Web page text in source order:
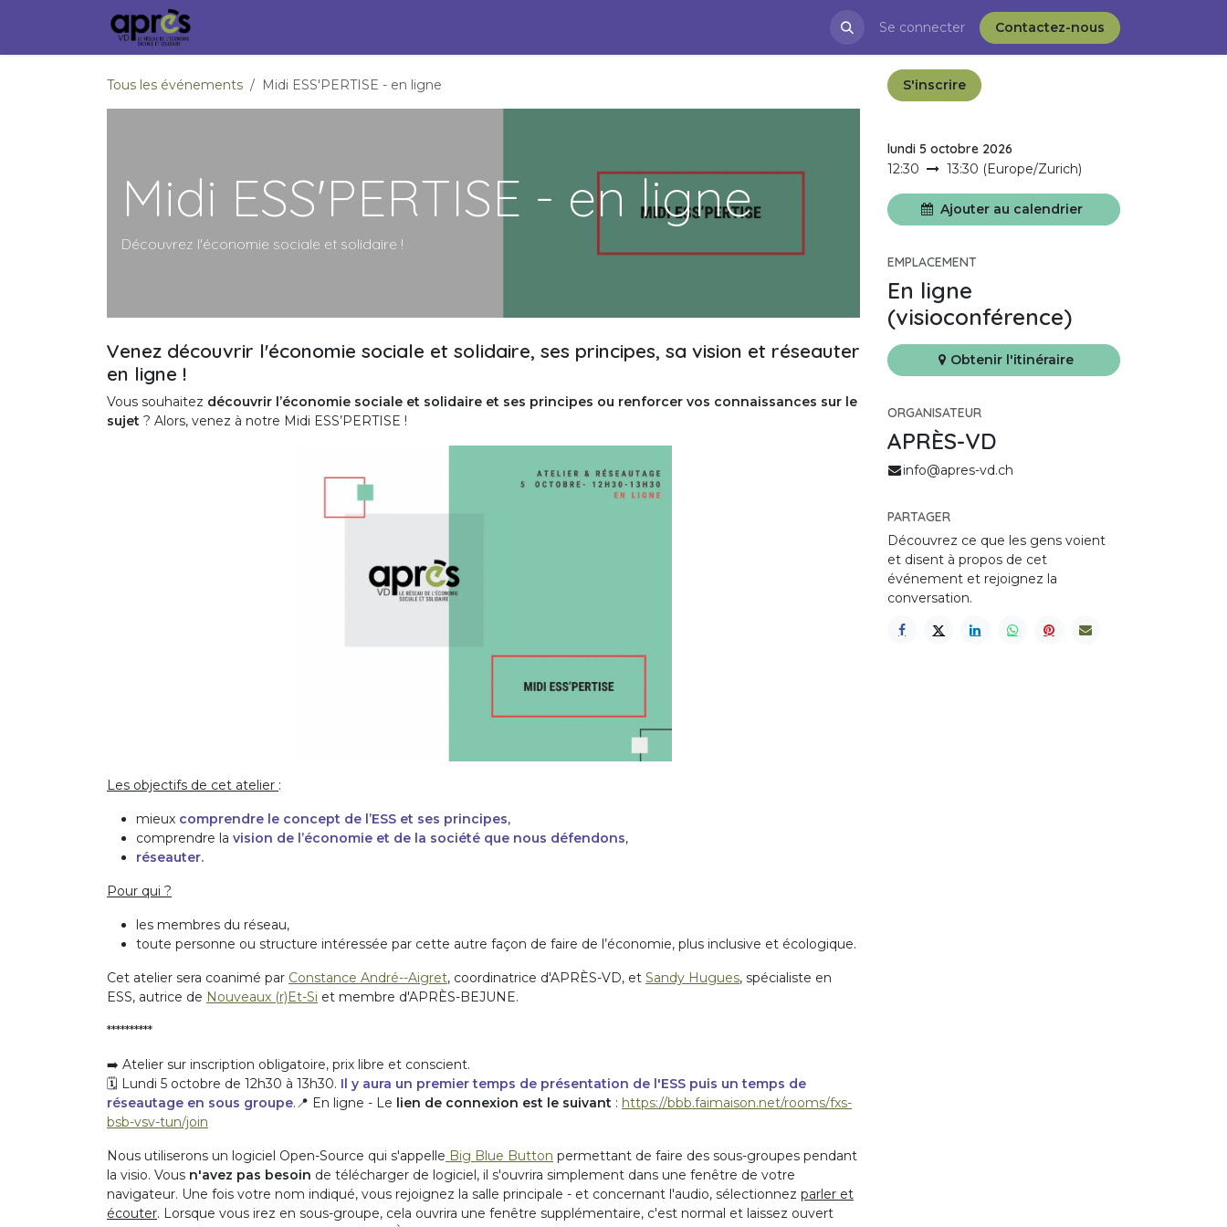
Prestations Blog APRÈS-VD et l'ESS
Se connecter Contactez-nous
Tous les événements Midi ESS'PERTISE - en ligne
Midi ESS'PERTISE - en ligne
Découvrez l'économie sociale et solidaire !
Venez découvrir l'économie sociale et solidaire, ses principes, sa vision et réseauter
en ligne !
Vous souhaitez découvrir l’économie sociale et solidaire et ses principes ou renforcer vos connaissances sur le
sujet ? Alors, venez à notre Midi ESS’PERTISE !
Les objectifs de cet atelier :
mieux comprendre le concept de l’ESS et ses principes,
comprendre la vision de l’économie et de la société que nous défendons,
réseauter.
Pour qui ?
les membres du réseau,
toute personne ou structure intéressée par cette autre façon de faire de l’économie, plus inclusive et écologique.
Cet atelier sera coanimé par Constance André--Aigret, coordinatrice d'APRÈS-VD, et Sandy Hugues, spécialiste en
ESS, autrice de Nouveaux (r)Et-Si et membre d'APRÈS-BEJUNE.
**********
➡️ Atelier sur inscription obligatoire, prix libre et conscient.
🗓️ Lundi 5 octobre de 12h30 à 13h30. Il y aura un premier temps de présentation de l'ESS puis un temps de
réseautage en sous groupe.📍 En ligne - Le lien de connexion est le suivant : https://bbb.faimaison.net/rooms/fxs-
bsb-vsv-tun/join
Nous utiliserons un logiciel Open-Source qui s'appelle Big Blue Button permettant de faire des sous-groupes pendant
la visio. Vous n'avez pas besoin de télécharger de logiciel, il s'ouvrira simplement dans une fenêtre de votre
navigateur. Une fois votre nom indiqué, vous rejoignez la salle principale - et concernant l'audio, sélectionnez parler et
écouter. Lorsque vous irez en sous-groupe, cela ouvrira une fenêtre supplémentaire, c'est normal et laissez ouvert
S'inscrire
lundi 5 octobre 2026
12:30
13:30 (Europe/Zurich)
Ajouter au calendrier
EMPLACEMENT
En ligne
(visioconférence)
Obtenir l'itinéraire
ORGANISATEUR
APRÈS-VD
info@apres-vd.ch
PARTAGER
Découvrez ce que les gens voient
et disent à propos de cet
événement et rejoignez la
conversation.